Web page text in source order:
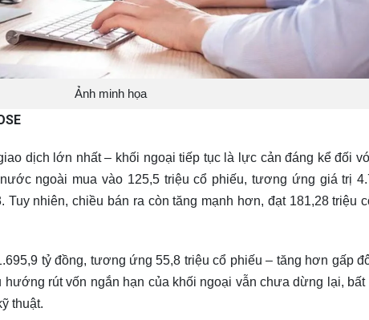
Ảnh minh họa
dịch lớn nhất – khối ngoại tiếp tục là lực cản đáng kể đối
ngoài mua vào 125,5 triệu cổ phiếu, tương ứng giá trị
Tuy nhiên, chiều bán ra còn tăng mạnh hơn, đạt 181,28 triệu
tỷ đồng, tương ứng 55,8 triệu cổ phiếu – tăng hơn gấp
rút vốn ngắn hạn của khối ngoại vẫn chưa dừng lại, bất
thuật.